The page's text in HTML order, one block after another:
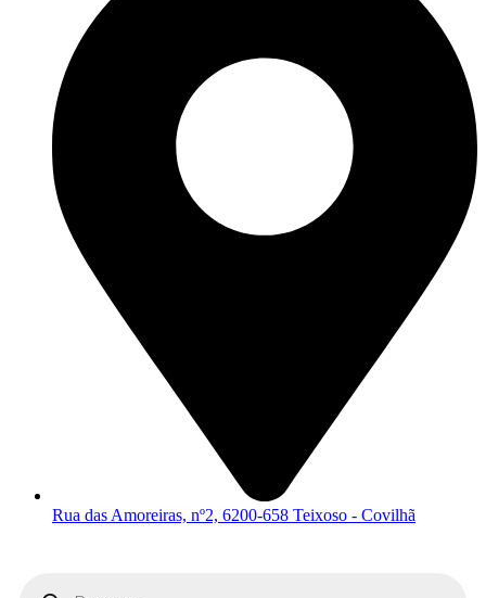
Rua das Amoreiras, nº2, 6200-658 Teixoso - Covilhã